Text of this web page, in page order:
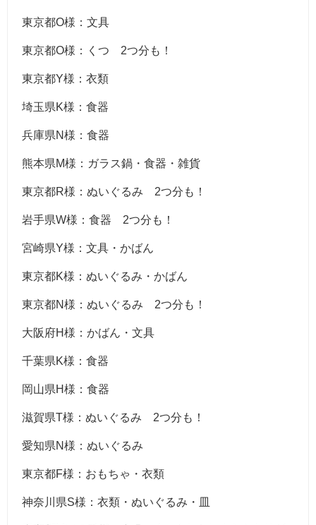
東京都O様：文具
東京都O様：くつ 2つ分も！
東京都Y様：衣類
埼玉県K様：食器
兵庫県N様：食器
熊本県M様：ガラス鍋・食器・雑貨
東京都R様：ぬいぐるみ 2つ分も！
岩手県W様：食器 2つ分も！
宮崎県Y様：文具・かばん
東京都K様：ぬいぐるみ・かばん
東京都N様：ぬいぐるみ 2つ分も！
大阪府H様：かばん・文具
千葉県K様：食器
岡山県H様：食器
滋賀県T様：ぬいぐるみ 2つ分も！
愛知県N様：ぬいぐるみ
東京都F様：おもちゃ・衣類
神奈川県S様：衣類・ぬいぐるみ・皿